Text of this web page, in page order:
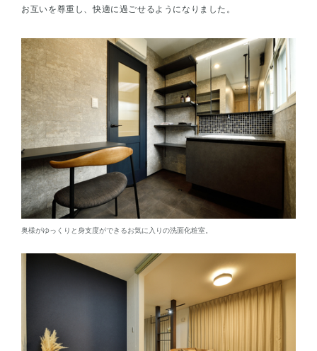
お互いを尊重し、快適に過ごせるようになりました。
奥様がゆっくりと身支度ができるお気に入りの洗面化粧室。